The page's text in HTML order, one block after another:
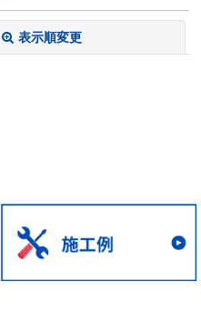
表示順変更